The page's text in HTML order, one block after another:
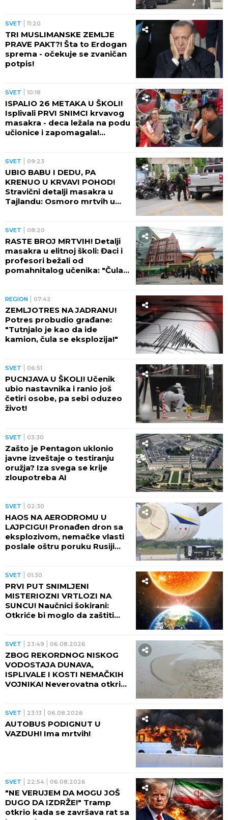
SVET 11:20
TRI MUSLIMANSKE ZEMLJE
PRAVE PAKT?! Šta to Erdogan
sprema - očekuje se zvaničan
potpis!
SVET 10:18
ISPALIO 26 METAKA U ŠKOLI!
Isplivali PRVI SNIMCI krvavog
masakra - deca ležala na podu
učionice i zapomagala!
SVET 09:23
UBIO BABU I DEDU, PA
KRENUO U KRVAVI POHOD!
Stravični detalji masakra u
Tajlandu: Osmoro mrtvih u
SVET 08:20
RASTE BROJ MRTVIH! Detalji
masakra u elitnoj školi: Đaci i
profesori bežali od
pomahnitalog učenika: "Čula
REGION 07:42
ZEMLJOTRES NA JADRANU!
Potres probudio građane:
"Tutnjalo je kao da ide
kamion, čula se eksplozija!"
SVET 06:51
PUCNJAVA U ŠKOLI! Učenik
ubio nastavnika i ranio još
četiri osobe, pa sebi oduzeo
život!
SVET 03:30
Zašto je Pentagon uklonio
javne izveštaje o testiranju
oružja? Iza svega se krije
zloupotreba AI
SVET 02:30
HAOS NA AERODROMU U
LAJPCIGU! Pronađen dron sa
eksplozivom, nemačke vlasti
poslale oštru poruku Rusiji
SVET 01:30
PRVI PUT SNIMLJENI
MISTERIOZNI VRTLOZI NA
SUNCU! Naučnici šokirani:
Otkriće bi moglo da zaštiti
SVET 23:49 06.08.2026
ZBOG REKORDNOG NISKOG
VODOSTAJA DUNAVA,
ISPLIVALE I KOSTI NEMAČKIH
VOJNIKA! Neverovatna otkrića
SVET 23:13 06.08.2026
AUTOBUS PODIGNUT U
VAZDUH! Ima mrtvih!
SVET 22:54 06.08.2026
"NE VERUJEM DA MOGU JOŠ
DUGO DA IZDRŽE!" Tramp
otkrio kada se završava rat sa